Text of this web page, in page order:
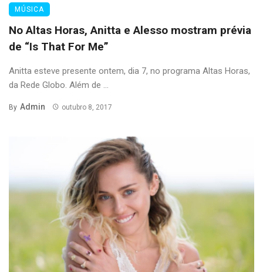
MÚSICA
No Altas Horas, Anitta e Alesso mostram prévia
de “Is That For Me”
Anitta esteve presente ontem, dia 7, no programa Altas Horas,
da Rede Globo. Além de ...
By Admin outubro 8, 2017